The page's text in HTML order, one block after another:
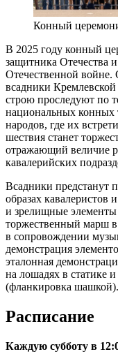
Конный
В 2025 году конный
защитника Отечества
Отечественной войне.
всадники
строю проследуют по
национальных
народов, где их
шествия станет
отражающий величие
кавалерийских
Всадники предстанут
образах кавалеристов
и зрелищные
торжественный марш
в сопровождении
демонстрация
эталонная
на лошадях в статике
(фланкировка шашкой).
Расписание
Каждую субботу в